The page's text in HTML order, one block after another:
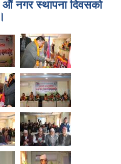
औं नगर स्थापना दिवसको